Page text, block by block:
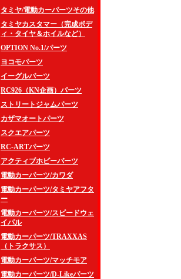
タミヤ/電動カーパーツその他
タミヤカスタマー（完成ボデ
ィ・タイヤ＆ホイルなど）
OPTION No.1/パーツ
ヨコモパーツ
イーグルパーツ
RC926（KN企画）パーツ
ストリートジャムパーツ
カザマオートパーツ
スクエアパーツ
RC-ARTパーツ
アクティブホビーパーツ
電動カーパーツ/カワダ
電動カーパーツ/タミヤアフタ
ー
電動カーパーツ/スピードウェ
イパル
電動カーパーツ/TRAXXAS
（トラクサス）
電動カーパーツ/マッチモア
電動カーパーツ/D-Likeパーツ